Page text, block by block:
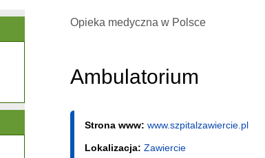
Opieka medyczna w Polsce
Ambulatorium
Strona www: www.szpitalzawiercie.pl
Lokalizacja: Zawiercie